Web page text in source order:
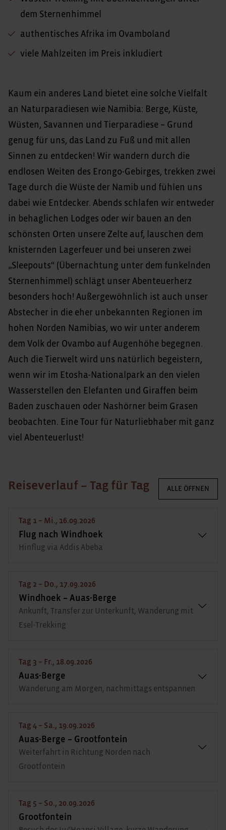
dem Sternenhimmel
authentisches Afrika im Ovamboland
viele Mahlzeiten im Preis inkludiert
Kaum ein anderes Land bietet eine solche Vielfalt
an Naturparadiesen wie Namibia: Berge, Küste,
Wüsten, Savannen und Tierparadiese – Grund
genug für uns, das Land zu Fuß und mit allen
Sinnen zu entdecken! Wir wandern durch die
endlosen Weiten des Erongo-Gebirges, trekken zwei
Tage durch die Wüste der Namib und fühlen uns
dabei wie Entdecker. Abends schlafen wir entweder
in behaglichen Lodges oder wir bauen an den
schönsten Orten unsere Zelte auf, lauschen dem
knisternden Lagerfeuer und bei unseren zwei
„Sleepouts“ (Übernachtung unter dem funkelnden
Sternenhimmel) schlägt unser Abenteuerherz
besonders hoch! Außergewöhnlich ist auch unser
Abstecher in die eher unbekannten Regionen im
hohen Norden Namibias, wo wir unter anderem
dem Volk der Ovambo auf Augenhöhe begegnen.
Auch die Tierwelt wird uns natürlich begeistern,
wenn wir im Etosha-Nationalpark an den vielen
Wasserstellen den Elefanten und Giraffen beim
Baden zuschauen oder Nashörner beim Grasen
beobachten. Eine Tour für Naturliebhaber mit ganz
viel Abenteuerlust!
Reiseverlauf – Tag für Tag ALLE ÖFFNEN
Tag 1 – Mi., 16.09.2026
Flug nach Windhoek
Hinflug via Addis Abeba
Tag 2 – Do., 17.09.2026
Windhoek – Auas-Berge
Ankunft, Transfer zur Unterkunft, Wanderung mit
Esel-Trekking
Tag 3 – Fr., 18.09.2026
Auas-Berge
Wanderung am Morgen, nachmittags entspannen
Tag 4 – Sa., 19.09.2026
Auas-Berge – Grootfontein
Weiterfahrt in Richtung Norden nach
Grootfontein
Tag 5 – So., 20.09.2026
Grootfontein